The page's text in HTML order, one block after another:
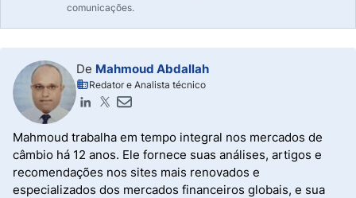
comunicações.
De Mahmoud Abdallah
Redator e Analista técnico
Mahmoud trabalha em tempo integral nos mercados de
câmbio há 12 anos. Ele fornece suas análises, artigos e
recomendações nos sites mais renovados e
especializados dos mercados financeiros globais, e sua